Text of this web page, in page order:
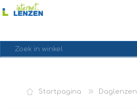
INLOGGEN
Startpagina Daglenzen